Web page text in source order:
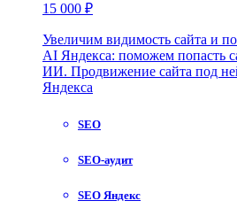
15 000 ₽
Увеличим видимость сайта и
AI Яндекса: поможем попасть
ИИ. Продвижение сайта под
Яндекса
SEO
SEO-аудит
SEO Яндекс